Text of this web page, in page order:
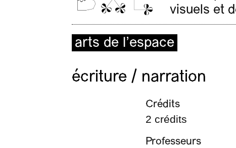
visuels et
arts de l’espace
écriture / narration
Crédits
2 crédits
Professeurs